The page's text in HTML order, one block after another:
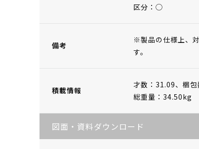
区分：◯
備考
※製品の仕様上、
す。
積載情報
才数：31.09、 梱包
総重量：34.50kg
図面・資料ダウンロード